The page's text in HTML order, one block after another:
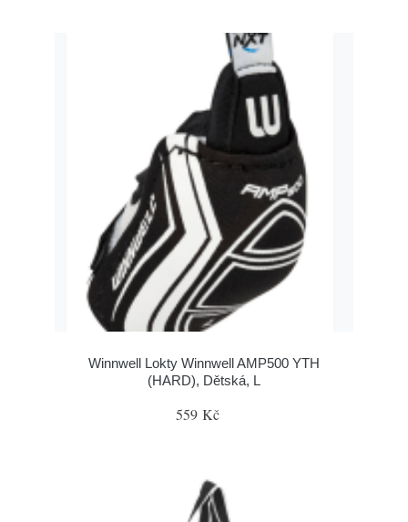
Winnwell Lokty Winnwell AMP500 YTH
(HARD), Dětská, L
559 Kč